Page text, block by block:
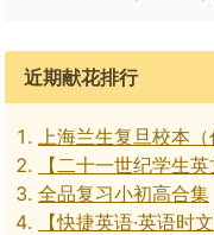
近期献花排行
上海兰生复旦校本
【二十一世纪学生
全品复习小初高合集
【快捷英语·英语